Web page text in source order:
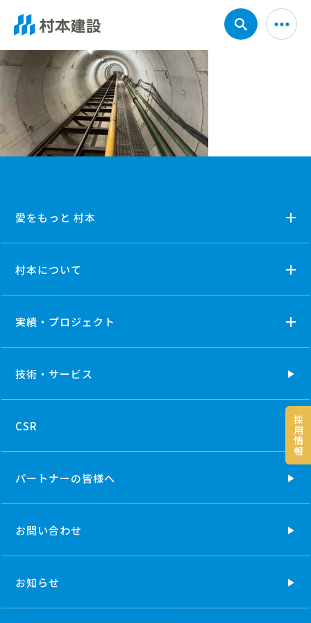
採
用
情
報
愛をもっと 村本
村本について
実績・プロジェクト
技術・ サービス
CSR
パートナーの皆様へ
お問い合わせ
お知らせ